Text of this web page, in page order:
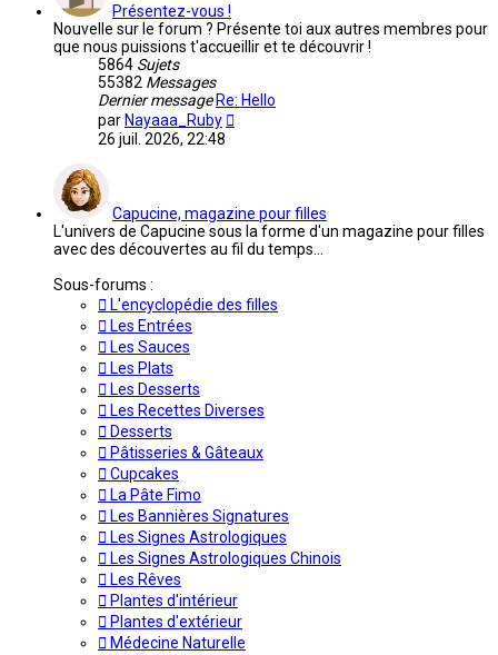
Présentez-vous !
Nouvelle sur le forum ? Présente toi aux autres membres pour
que nous puissions t'accueillir et te découvrir !
5864 Sujets
55382 Messages
Dernier message Re: Hello
par Nayaaa_Ruby
26 juil. 2026, 22:48
Capucine, magazine pour filles
L'univers de Capucine sous la forme d'un magazine pour filles
avec des découvertes au fil du temps...
Sous-forums :
L'encyclopédie des filles
Les Entrées
Les Sauces
Les Plats
Les Desserts
Les Recettes Diverses
Desserts
Pâtisseries & Gâteaux
Cupcakes
La Pâte Fimo
Les Bannières Signatures
Les Signes Astrologiques
Les Signes Astrologiques Chinois
Les Rêves
Plantes d'intérieur
Plantes d'extérieur
Médecine Naturelle